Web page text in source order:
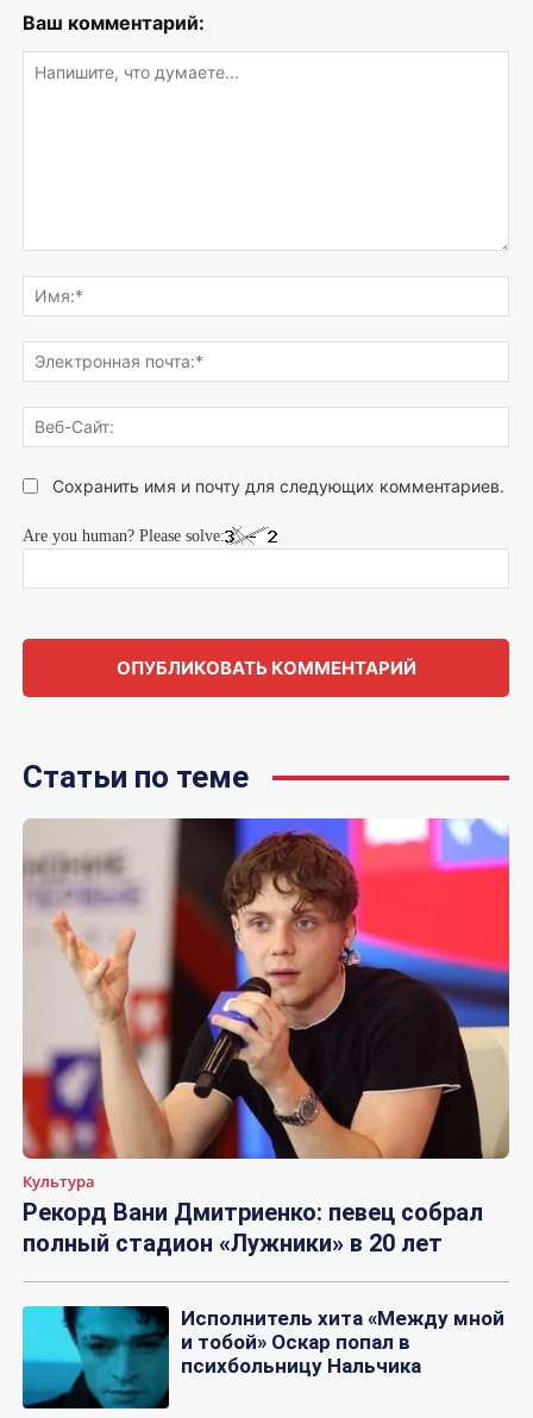
Ваш комментарий:
что
думаете...
Сохранить имя и почту для следующих комментариев.
Are you human? Please solve:
Статьи по теме
Культура
Рекорд Вани Дмитриенко: певец собрал
полный стадион «Лужники» в 20 лет
Исполнитель хита «Между мной
и тобой» Оскар попал в
психбольницу Нальчика